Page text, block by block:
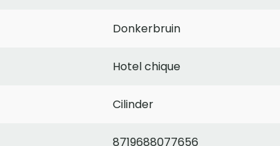
Donkerbruin
Hotel chique
Cilinder
8719688077656